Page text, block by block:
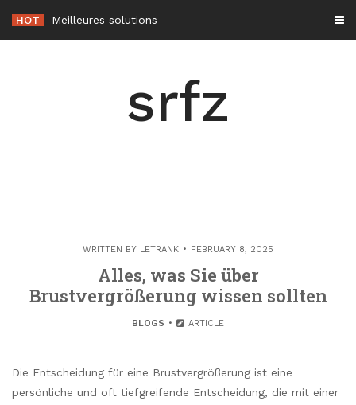
content
HOT
srfz
WRITTEN BY LETRANK FEBRUARY 8, 2025
Alles, was Sie über
Brustvergrößerung wissen sollten
BLOGS ARTICLE
Die Entscheidung für eine Brustvergrößerung ist eine
persönliche und oft tiefgreifende Entscheidung, die mit einer